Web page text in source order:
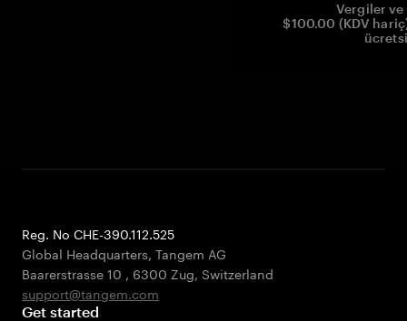
Vergiler
$100.00 (KDV
Reg. No CHE-390.112.525
Global Headquarters, Tangem AG
Baarerstrasse 10 , 6300 Zug, Switzerland
support@tangem.com
Get started